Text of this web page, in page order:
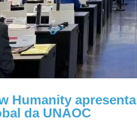
Humanity
da UNAOC